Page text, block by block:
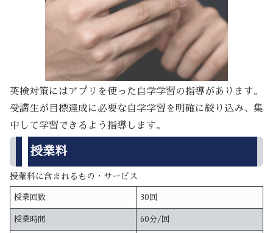
英検対策にはアプリを使った自学学習の指導があります。
受講生が目標達成に必要な自学学習を明確に絞り込み、集
中して学習できるよう指導します。
授業料
授業料に含まれるもの・サービス
授業回数 30回
授業時間 60分/回